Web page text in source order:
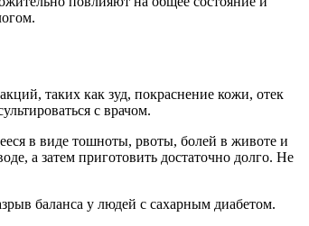
таких как зуд, покраснение кожи, отек
с врачом.
в виде тошноты, рвоты, болей в животе и
а затем приготовить достаточно долго. Не
баланса у людей с сахарным диабетом.